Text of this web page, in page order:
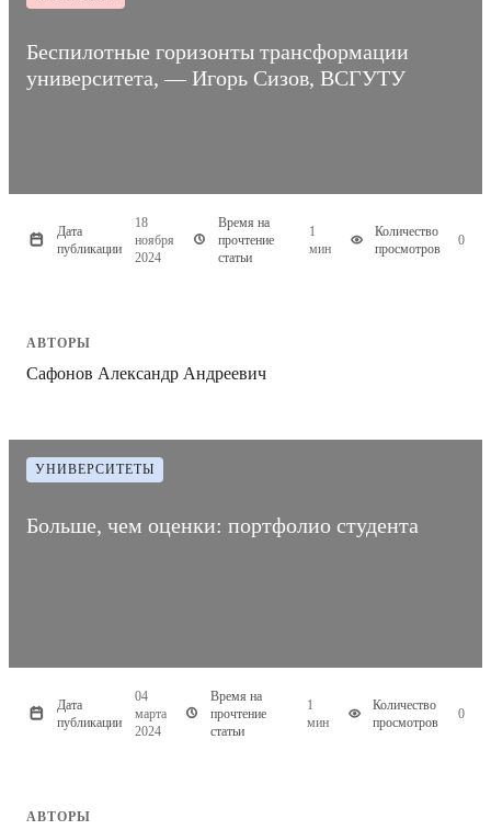
Беспилотные горизонты трансформации
университета, — Игорь Сизов, ВСГУТУ
Дата
публикации
18
ноября
2024
Время на
прочтение
статьи
1
мин
Количество
просмотров
0
АВТОРЫ
Сафонов Александр Андреевич
УНИВЕРСИТЕТЫ
Больше, чем оценки: портфолио студента
Дата
публикации
04
марта
2024
Время на
прочтение
статьи
1
мин
Количество
просмотров
0
АВТОРЫ